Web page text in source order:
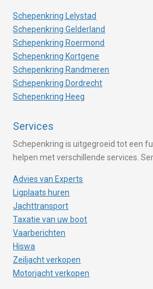
Schepenkring Lelystad
Schepenkring Gelderland
Schepenkring Roermond
Schepenkring Kortgene
Schepenkring Randmeren
Schepenkring Dordrecht
Schepenkring Heeg
Services
Schepenkring is uitgegroeid tot een
helpen met verschillende services.
Advies van Experts
Ligplaats huren
Jachttransport
Taxatie van uw boot
Vaarberichten
Hiswa
Zeiljacht verkopen
Motorjacht verkopen